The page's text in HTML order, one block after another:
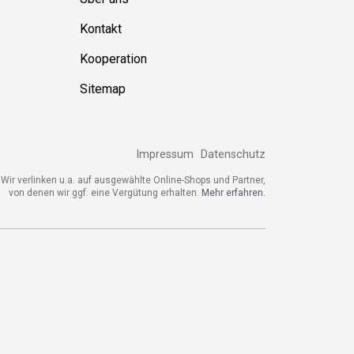
Kontakt
Kooperation
Sitemap
Impressum Datenschutz
verlinken u.a. auf ausgewählte Online-Shops und Partner,
von denen wir ggf. eine Vergütung erhalten. Mehr erfahren.